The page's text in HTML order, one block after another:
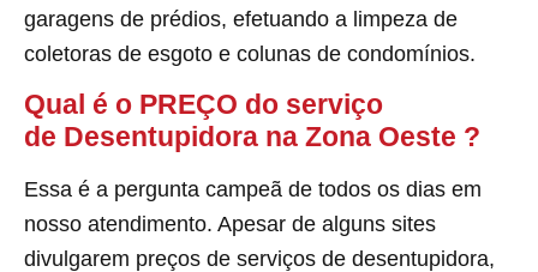
garagens de prédios, efetuando a limpeza de
coletoras de esgoto e colunas de condomínios.
Qual é o PREÇO do serviço
de Desentupidora na Zona Oeste ?
Essa é a pergunta campeã de todos os dias em
nosso atendimento. Apesar de alguns sites
divulgarem preços de serviços de desentupidora,